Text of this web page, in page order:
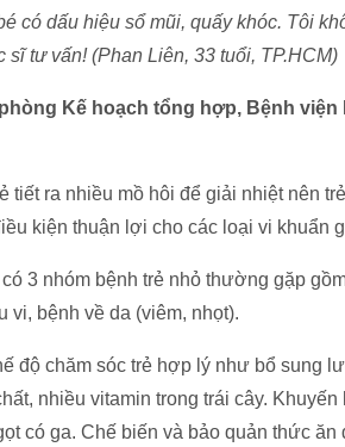
có dấu hiệu sổ mũi, quấy khóc. Tôi
tư vấn! (Phan Liên, 33 tuổi, TP.HCM)
Kế hoạch tổng hợp, Bệnh viện
tiết ra nhiều mồ hôi để giải nhiệt nên
kiện thuận lợi cho các loại vi khuẩn
3 nhóm bệnh trẻ nhỏ thường gặp
vi, bệnh về da (viêm, nhọt).
độ chăm sóc trẻ hợp lý như bổ sung
nhiều vitamin trong trái cây. Khuyến
có ga. Chế biến và bảo quản thức ăn